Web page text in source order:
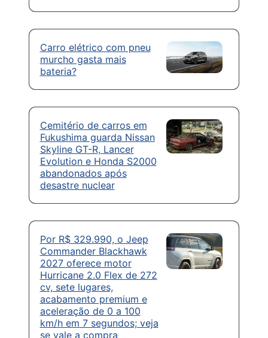
Carro elétrico com pneu
murcho gasta mais
bateria?
Cemitério de carros em
Fukushima guarda Nissan
Skyline GT-R, Lancer
Evolution e Honda S2000
abandonados após
desastre nuclear
Por R$ 329.990, o Jeep
Commander Blackhawk
2027 oferece motor
Hurricane 2.0 Flex de 272
cv, sete lugares,
acabamento premium e
aceleração de 0 a 100
km/h em 7 segundos; veja
se vale a compra